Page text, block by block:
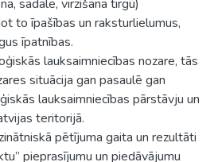
sadale, virzīšana tirgū)
to īpašības un raksturlielumus,
īpatnības.
lauksaimniecības nozare, tās
situācija gan pasaulē gan
lauksaimniecības pārstāvju un
teritorijā.
pētījuma gaita un rezultāti
pieprasījumu un piedāvājumu